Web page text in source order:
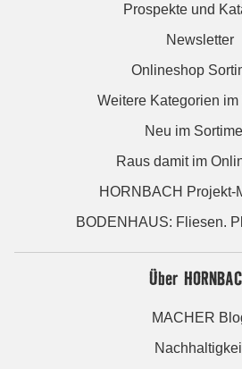
Prospekte und
Newsletter
Onlineshop
Weitere Kategorien
Neu im
Raus damit im
HORNBACH Projekt-
BODENHAUS: Fliesen.
Über
MACHER